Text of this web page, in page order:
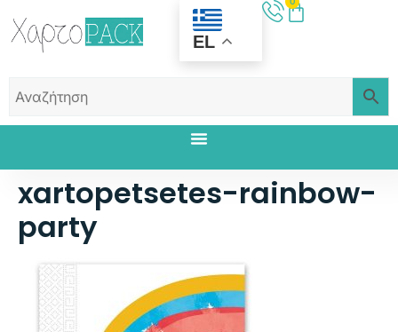
EL
xartopetsetes-rainbow-
party